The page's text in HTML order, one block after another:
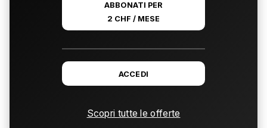
ABBONATI PER
2 CHF / MESE
ACCEDI
Scopri tutte le offerte